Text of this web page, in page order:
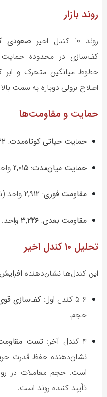
روند بازار
روند ۱۰ کندل اخیر صعودی
خطوط میانگین متحرک و
اصلاح نزولی دوباره به سمت
حمایت و مقاومت‌ها
حمایت حیاتی کوتاه‌مدت:
حمایت میان‌مدت: ۲,۰۱۵
مقاومت فوری: ۲,۹۱۲ واحد
مقاومت بعدی: ۳,۲۲۶ واحد.
تحلیل ۱۰ کندل اخیر
این کندل‌ها نشان‌دهنده
۵-۶ کندل اول: کف‌سازی
حجم.
۴ کندل آخر: تست مقاومت
نشان‌دهنده حفظ قدرت
است. حجم معاملات در
تأیید کننده روند است.